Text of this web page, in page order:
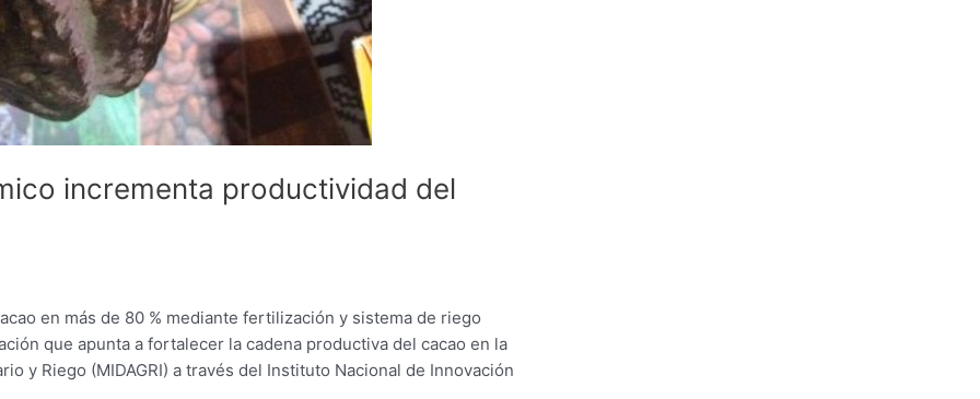
incrementa productividad del
en más de 80 % mediante fertilización y sistema de riego
que apunta a fortalecer la cadena productiva del cacao en la
y Riego (MIDAGRI) a través del Instituto Nacional de Innovación